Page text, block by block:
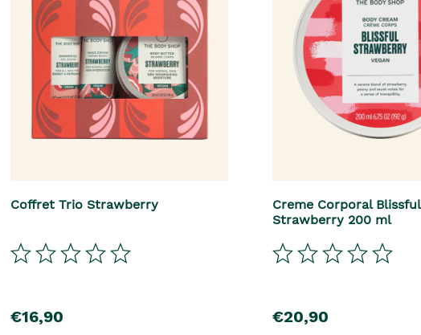
Coffret Trio Strawberry
€16,90
Creme Corporal Blissful
Strawberry 200 ml
€20,90